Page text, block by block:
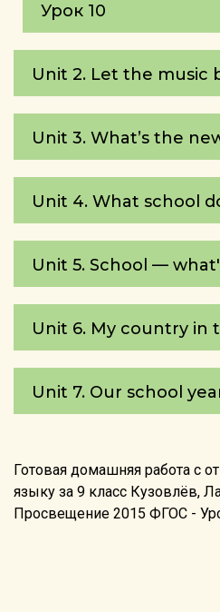
Урок 10
Unit 2. Let the music
Unit 3. What’s the
Unit 4. What school
Unit 5. School —
Unit 6. My country in
Unit 7. Our school
Готовая домашняя работа с
языку за 9 класс Кузовлёв,
Просвещение 2015 ФГОС -